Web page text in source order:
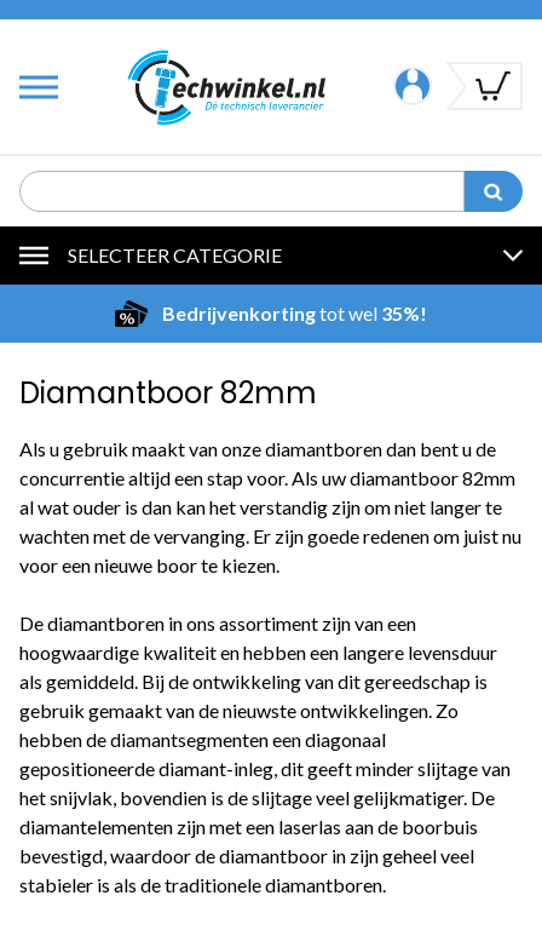
SELECTEER CATEGORIE
Bedrijvenkortingtot wel 35%!
Diamantboor 82mm
Als u gebruik maakt van onze diamantboren dan bent u de
concurrentie altijd een stap voor. Als uw diamantboor 82mm
al wat ouder is dan kan het verstandig zijn om niet langer te
wachten met de vervanging. Er zijn goede redenen om juist nu
voor een nieuwe boor te kiezen.
De diamantboren in ons assortiment zijn van een
hoogwaardige kwaliteit en hebben een langere levensduur
als gemiddeld. Bij de ontwikkeling van dit gereedschap is
gebruik gemaakt van de nieuwste ontwikkelingen. Zo
hebben de diamantsegmenten een diagonaal
gepositioneerde diamant-inleg, dit geeft minder slijtage van
het snijvlak, bovendien is de slijtage veel gelijkmatiger. De
diamantelementen zijn met een laserlas aan de boorbuis
bevestigd, waardoor de diamantboor in zijn geheel veel
stabieler is als de traditionele diamantboren.